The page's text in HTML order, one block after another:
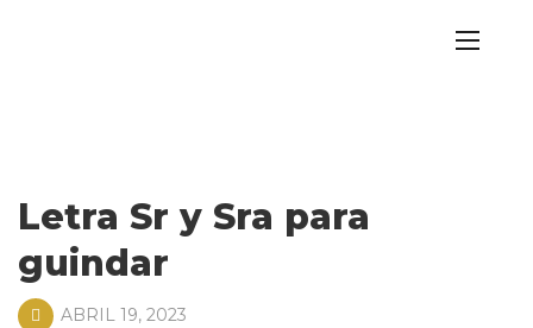
Letra Sr y Sra para
guindar
ABRIL 19, 2023